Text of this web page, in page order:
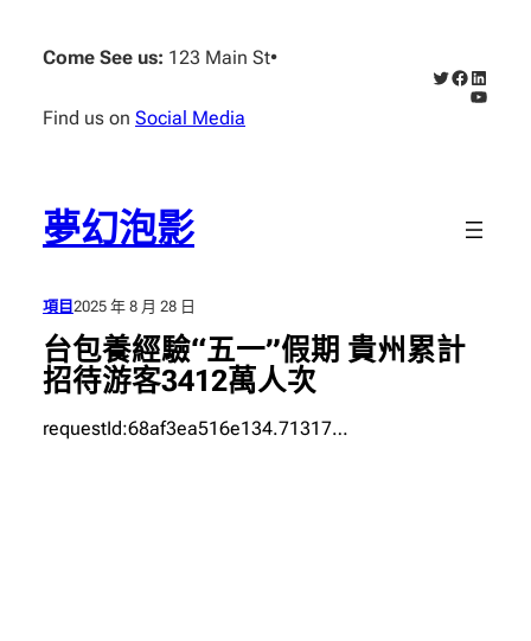
Come See us: 123 Main St•
Find us on Social Media
X Facebook
夢幻泡影
項目 2025 年 8 月 28 日
台包養經驗“五一”假期 貴州累計
招待游客3412萬人次
requestId:68af3ea516e134.71317…